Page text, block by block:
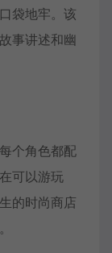
袋地牢。该
事讲述和幽
个角色都配
可以游玩
的时尚商店